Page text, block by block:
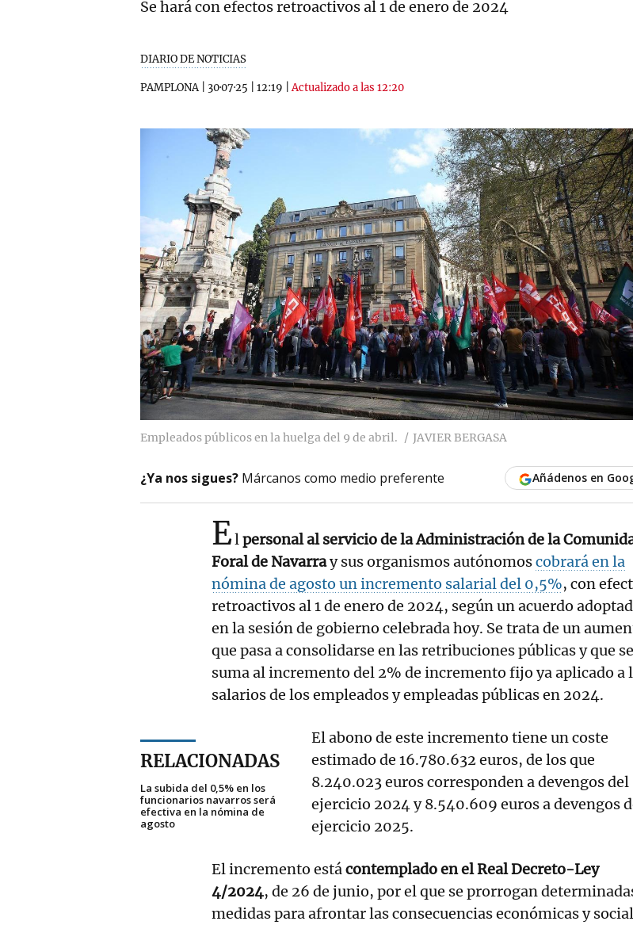
Se hará con efectos retroactivos al 1 de enero de 2024
DIARIO DE NOTICIAS
PAMPLONA| 30·07·25 12:19 |Actualizado a las 12:20
Empleados públicos en la huelga del 9 de abril. JAVIER BERGASA
¿Ya nos sigues? Márcanos como medio preferente Añádenos en
Elpersonal al servicio de la Administración de la
Foral de Navarray sus organismos autónomoscobrará en la
nómina de agosto un incremento salarial del 0,5%, con
retroactivos al 1 de enero de 2024, según un acuerdo
en la sesión de gobierno celebrada hoy. Se trata de un
que pasa a consolidarse en las retribuciones públicas y que se
suma al incremento del 2% de incremento fijo ya aplicado a
salarios de los empleados y empleadas públicas en 2024.
RELACIONADAS
La subida del 0,5% en los
funcionarios navarros será
efectiva en la nómina de
agosto
El abono de este incremento tiene un coste
estimado de 16.780.632 euros, de los que
8.240.023 euros corresponden a devengos del
ejercicio 2024 y 8.540.609 euros a devengos
ejercicio 2025.
El incremento estácontemplado en el Real Decreto-Ley
4/2024, de 26 de junio, por el que se prorrogan
medidas para afrontar las consecuencias económicas y